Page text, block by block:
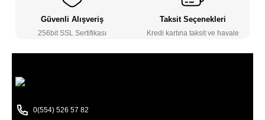
Güvenli Alışveriş
256bit SSL Sertifikası
Taksit Seçenekleri
Kredi kartına taksit ve havale
0(554) 526 57 82